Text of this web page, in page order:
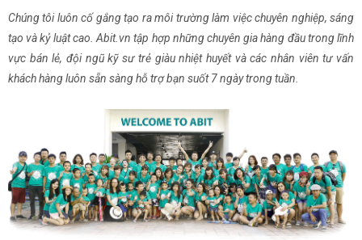
Chúng tôi luôn cố gắng tạo ra môi trường làm việc chuyên nghiệp, sáng
tạo và kỷ luật cao. Abit.vn tập hợp những chuyên gia hàng đầu trong lĩnh
vực bán lẻ, đội ngũ kỹ sư trẻ giàu nhiệt huyết và các nhân viên tư vấn
khách hàng luôn sẵn sàng hỗ trợ bạn suốt 7 ngày trong tuần.